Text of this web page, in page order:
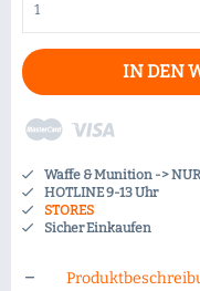
IN DEN
Waffe & Munition ->
HOTLINE 9-13 Uhr
STORES
Sicher Einkaufen